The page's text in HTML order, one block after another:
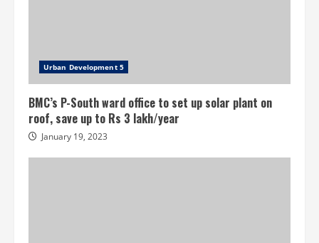
Urban Development 5
BMC’s P-South ward office to set up solar plant on
roof, save up to Rs 3 lakh/year
January 19, 2023